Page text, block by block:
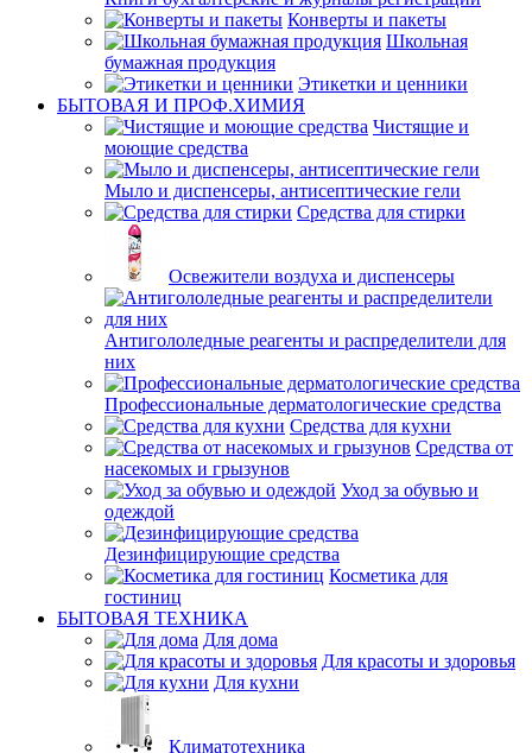
Конверты и пакеты
Школьная
бумажная продукция
Этикетки и ценники
БЫТОВАЯ И ПРОФ.ХИМИЯ
Чистящие и
моющие средства
Мыло и диспенсеры, антисептические гели
Средства для стирки
Освежители воздуха и диспенсеры
Антигололедные реагенты и распределители для
них
Профессиональные дерматологические средства
Средства для кухни
Средства от
насекомых и грызунов
Уход за обувью и
одеждой
Дезинфицирующие средства
Косметика для
гостиниц
БЫТОВАЯ ТЕХНИКА
Для дома
Для красоты и здоровья
Для кухни
Климатотехника